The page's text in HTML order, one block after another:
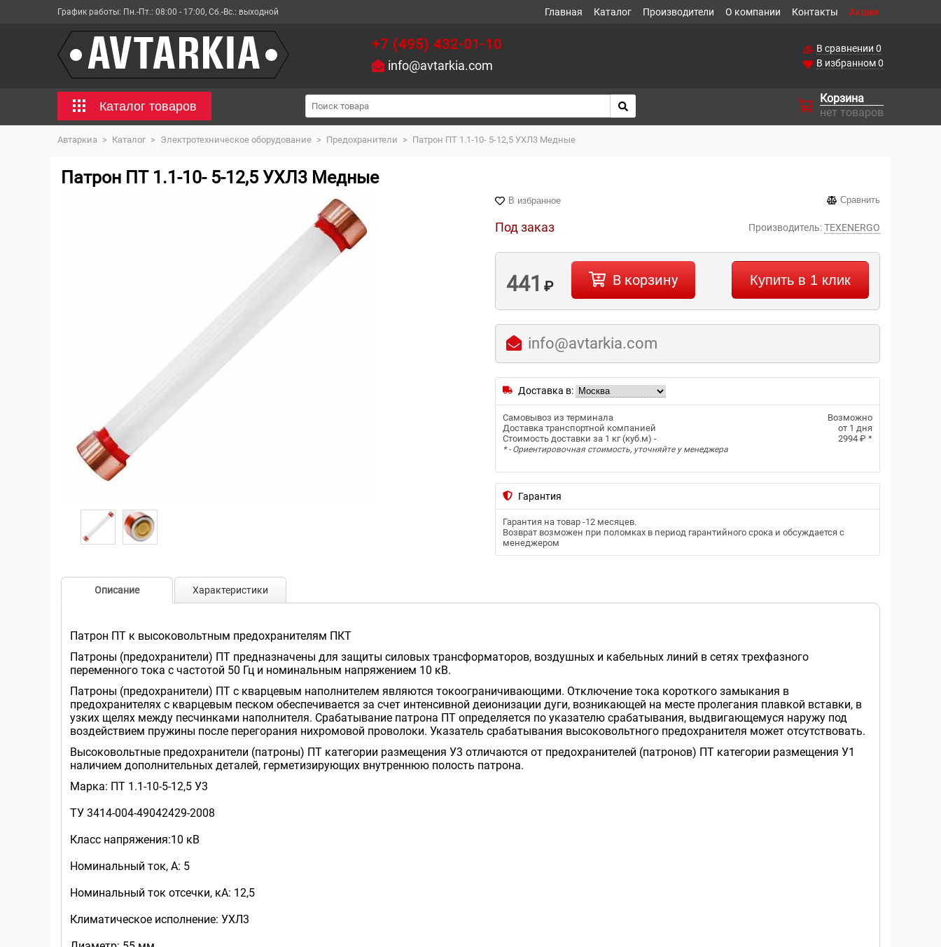
График работы: Пн.-Пт.: 08:00 - 17:00, Сб.-Вс.: выходной Главная Каталог Производители О компании Контакты Акции
+7 (495) 432-01-10
info@avtarkia.com
В сравнении 0
В избранном0
Каталог товаров
Корзина
нет товаров
Автаркиа > Каталог > Электротехническое оборудование > Предохранители > Патрон ПТ 1.1-10- 5-12,5 УХЛ3 Медные
Патрон ПТ 1.1-10- 5-12,5 УХЛ3 Медные
В избранное Сравнить
Под заказ Производитель:TEXENERGO
441 ₽ В корзину Купить в 1 клик
info@avtarkia.com
Доставка в:
Самовывоз из терминала
Возможно
Доставка транспортной компанией
от 1 дня
Стоимость доставки за 1 кг (куб.м) -
2994 ₽ *
* - Ориентировочная стоимость, уточняйте у менеджера
Гарантия
Гарантия на товар -12 месяцев.
Возврат возможен при поломках в период гарантийного срока и обсуждается с
менеджером
Описание Характеристики
Патрон ПТ к высоковольтным предохранителям ПКТ
Патроны (предохранители) ПТ предназначены для защиты силовых трансформаторов, воздушных и кабельных линий в сетях трехфазного
переменного тока с частотой 50 Гц и номинальным напряжением 10 кВ.
Патроны (предохранители) ПТ с кварцевым наполнителем являются токоограничивающими. Отключение тока короткого замыкания в
предохранителях с кварцевым песком обеспечивается за счет интенсивной деионизации дуги, возникающей на месте пролегания плавкой вставки, в
узких щелях между песчинками наполнителя. Срабатывание патрона ПТ определяется по указателю срабатывания, выдвигающемуся наружу под
воздействием пружины после перегорания нихромовой проволоки. Указатель срабатывания высоковольтного предохранителя может отсутствовать.
Высоковольтные предохранители (патроны) ПТ категории размещения У3 отличаются от предохранителей (патронов) ПТ категории размещения У1
наличием дополнительных деталей, герметизирующих внутреннюю полость патрона.
Марка: ПТ 1.1-10-5-12,5 У3
ТУ 3414-004-49042429-2008
Класс напряжения:10 кВ
Номинальный ток, А: 5
Номинальный ток отсечки, кА: 12,5
Климатическое исполнение: УХЛ3